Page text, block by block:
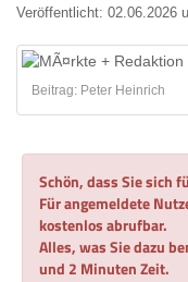
Veröffentlicht: 02.06.2026
Beitrag: Peter Heinrich
Schön, dass Sie sich
Für angemeldete
kostenlos abrufbar.
Alles, was Sie dazu
und 2 Minuten Zeit.